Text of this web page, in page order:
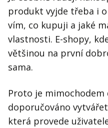
produkt vyjde třeba i
vím, co kupuji a jaké
vlastnosti. E-shopy,
většinou na první
sama.
Proto je mimochodem
doporučováno
která provede